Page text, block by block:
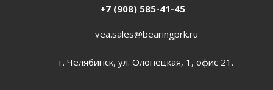
+7 (908) 585-41-45
vea.sales@bearingprk.ru
г. Челябинск, ул. Олонецкая, 1, офис 21.